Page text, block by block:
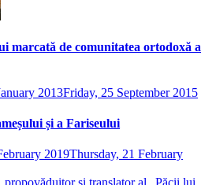
marcată de comunitatea ortodoxă a
2013Friday, 25 September 2015
și a Fariseului
2019Thursday, 21 February
și translator al „Păcii lui